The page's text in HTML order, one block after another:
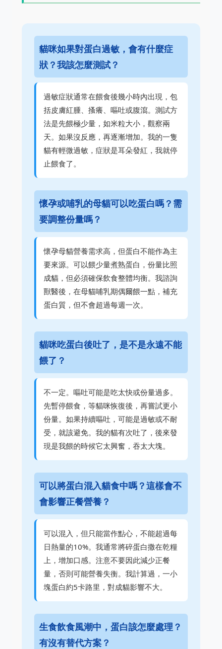
貓咪如果對蛋白過敏，會有什麼症
狀？我該怎麼測試？
過敏症狀通常在餵食後幾小時內出現，包
括皮膚紅腫、搔癢、嘔吐或腹瀉。測試方
法是先餵極少量，如米粒大小，觀察兩
天。如果沒反應，再逐漸增加。我的一隻
貓有輕微過敏，症狀是耳朵發紅，我就停
止餵食了。
懷孕或哺乳的母貓可以吃蛋白嗎？需
要調整份量嗎？
懷孕母貓營養需求高，但蛋白不能作為主
要來源。可以餵少量煮熟蛋白，份量比照
成貓，但必須確保飲食整體均衡。我諮詢
獸醫後，在母貓哺乳期偶爾餵一點，補充
蛋白質，但不會超過每週一次。
貓咪吃蛋白後吐了，是不是永遠不能
餵了？
不一定。嘔吐可能是吃太快或份量過多。
先暫停餵食，等貓咪恢復後，再嘗試更小
份量。如果持續嘔吐，可能是過敏或不耐
受，就該避免。我的貓有次吐了，後來發
現是我餵的時候它太興奮，吞太大塊。
可以將蛋白混入貓食中嗎？這樣會不
會影響正餐營養？
可以混入，但只能當作點心，不能超過每
日熱量的10%。我通常將碎蛋白撒在乾糧
上，增加口感。注意不要因此減少正餐
量，否則可能營養失衡。我計算過，一小
塊蛋白約5卡路里，對成貓影響不大。
生食飲食風潮中，蛋白該怎麼處理？
有沒有替代方案？